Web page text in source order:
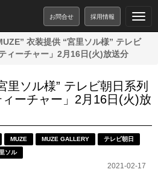
採用情報
お問合せ
衣装提供 “宮里ソル様” テレビ
ィーチャー」2月16日(火)放送分
里ソル様” テレビ朝日系列
ィーチャー」2月16日(火)放
MUZE MUZE GALLERY
テレビ朝日
ソル
2021-02-17